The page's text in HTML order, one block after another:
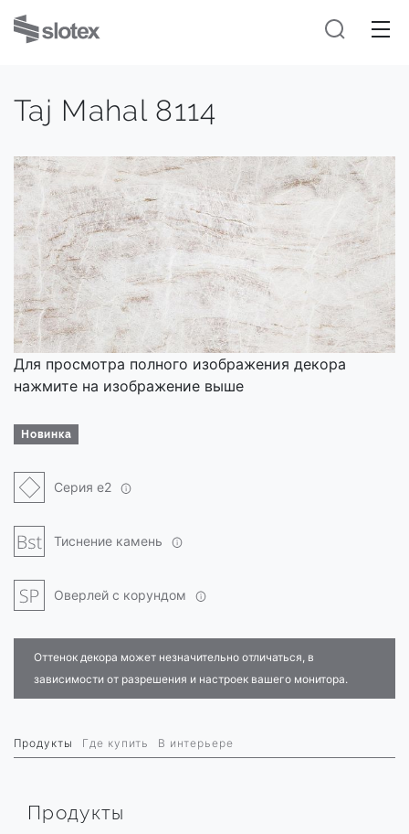
Taj Mahal 8114
Для просмотра полного изображения декора
нажмите на изображение выше
Новинка
Серия e2
Тиснение камень
Оверлей с корундом
Оттенок декора может незначительно отличаться, в
зависимости от разрешения и настроек вашего монитора.
Продукты Где купить В интерьере
Продукты